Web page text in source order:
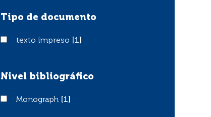
Tipo de documento
texto impreso
texto impreso [1]
Nivel bibliográfico
Monograph
Monograph [1]